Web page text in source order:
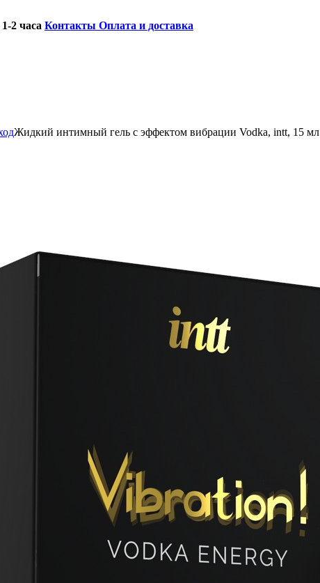
2 часа Контакты Оплата и доставка
Жидкий интимный гель с эффектом вибрации Vodka, intt, 15 мл